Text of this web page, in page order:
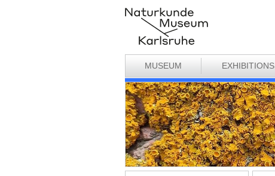
MUSEUM EXHIBITIONS